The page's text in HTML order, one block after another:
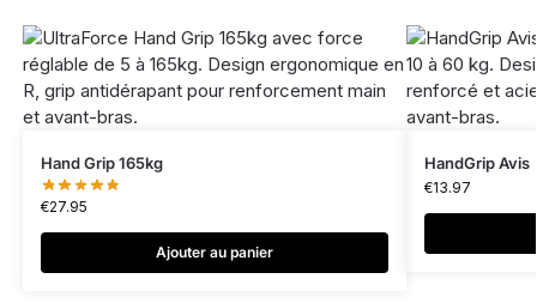
Hand Grip 165kg
€27.95
Ajouter au panier
HandGrip Avis
€13.97